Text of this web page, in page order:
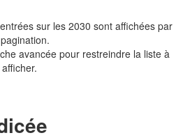
sur les 2030 sont affichées par
avancée pour restreindre la liste à
afficher.